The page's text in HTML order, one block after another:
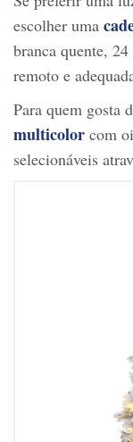
escolher uma
branca quente,
remoto e
Para quem gosta
multicolor com
selecionáveis